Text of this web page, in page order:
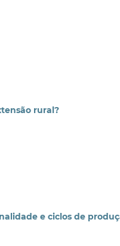
rural?
e ciclos de